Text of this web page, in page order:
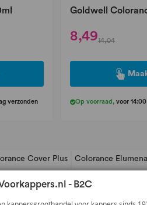
verzonden
Goldwell
8,4914,04
Op voorraad , voor
Cover Plus Colorance
- B2C